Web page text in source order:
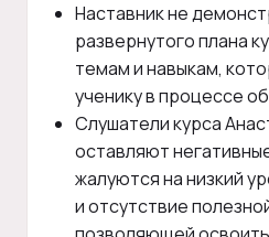
Наставник не
развернутого плана
темам и навыкам,
ученику в процессе
Слушатели курса
оставляют
жалуются на низкий
и отсутствие